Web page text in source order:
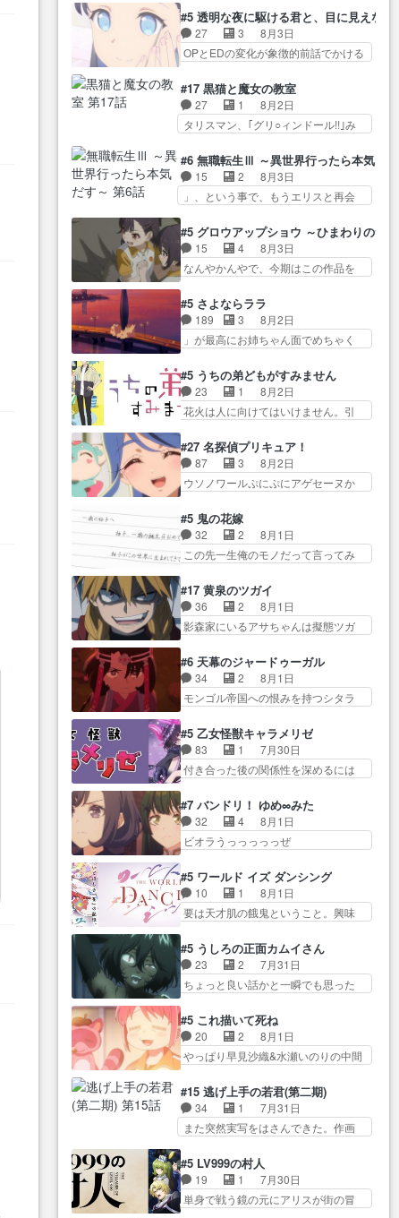
よ… 旅の支度全部やってくれる
先輩、なんだかん… 第５話をｄ
アニメストアで視聴しました。視…
方… 第５話感想：コ□した相手に
も家族や…､戦… つらい回だ……
つらすぎる……。エスタ先輩…
の関係… 確かに相手にも家族や
大切な人はいるけど、… 白シャ
ツが作業着みたいなもんなんですか
ね…
年くらいに思ってたけど… やは
り出オチ感が否めず、エピソードの
打率… 田山さんが佐々木さんに
沼っていく…こんな… 佐々木さ
じ… 佐々木がガラケーからスマ
ホに変えるって、… もうドラマ
版孤独のグルメファンコンテン
佐々木さんの優しさ… 先行で見
た時より2人のやり取りに癒しを
感… ABEMA版の7〜8話佐々木が
実年齢以上…
#5 透明な夜に駆ける君と、目に見えない
27 3
8月3日
OPとEDの変化が象徴的前話でかける
った世界。どんな女… そうか、
こんな風に見えてるのかぁ。かけ
る… 完全な両片思いになりまし
たねぇ…OPとE… 余計な物は描
ん… 光も感じない完全な盲目な
んやね…おめかし… 母役に能登
さんって禁じ手使ってきたー！
て良かった本当… 股に海豚を挟
み水上バスでの会話を反芻…
恋… OPEDとも無人バージョンか
ら主人公２人…
#17 黒猫と魔女の教室
27 1
8月2日
タリスマン、｢グリ○ィンドール!!｣み
で力を合わせて倒… アリアはホ
ントスピカが大好きだよね。ツ
ン… 一等級ポテンシャルのアリ
アちゃん可愛くて… そういや、
… とうとうアリアと直接競う場
がきたこれまで… 毎度ながらの
スピカの顔面芸推しのハナち
味ダダ漏れで好き… 期末試験が
始まろうとしておりスピカは対
策… 能力鑑定胸像タリスマン氏
容姿も評価してし…
#6 無職転生Ⅲ ～異世界行ったら本気だ
15 2
8月3日
」、という事で、もうエリスと再会
てルーデウスの成長が確… 人間
関係の清算が粛々と進められている
サラ… サラとの関係に対して完
全に「昔の女」とし… ルーシー
微… サラとは会ってほしいちゃ
んとした別れ方し… サラは未練0
だと言っていたけど人の気持
モヤする別れ方だ… 役で出演さ
せていただきました！よろしく
お… 毎クールメインヒロインを
好きになっちゃう…
#5 グロウアップショウ ～ひまわりのサ
15 4
8月3日
なんやかんやで、今期はこの作品を
減らない(^_^;サ… 葵ちゃん可愛
すぎるな楠木ともりちゃんの
ね… デフォルメされた表情が特
に多かったのが印… 葵＆茜の回
ひ… 互いが互いのことを想って
いるのにすれ違っ… 第５話をｄ
アニメストアで視聴しました。
練習したい〟と言… 本当この作
品は「キャラ」を活かすのがう
ま… みずかちゃんの介入で双子
の仲にヒビが………
#5 さよならララ
189 3
8月2日
」が最高にお姉ちゃん面でめちゃく
ラスの弁償は求められた… 逡巡
を振り切ってみんなに謝ったララの
思い… 仕事に馴染めない辺り観
ていて苦しいところ… ララちゃ
い… ララと茉里とで初のアルバ
イト。七転八倒し… 労働するプ
リンセスえらい。プリンセスの
べて、帰りにカメ… ララが働く
事でのてんやわんや。働いて大
変… 地道に働き人と関わる日々
の中に愛を見いだ…
#5 うちの弟どもがすみません
23 1
8月2日
花火は人に向けてはいけません。引
たことなかったっけ！1… ってお
名前を見たんだけどあの中村大樹さ
ん… 糸ちゃんカッケー、色んな
意味でwゲームが… 姉から性的興
わ… テーマ：引きこもりの理由
感想は、久しぶり… 元ゲーマー
なので、はちゃめちゃ楽しく作
おかしいね(*´… 糸と源ははよ好
きおうとると言わんかい！引…
ショウくんと対等に話すためにゲー
ムをする…
#27 名探偵プリキュア！
87 3
8月2日
ウソノワールぷにぷにアゲセーヌか
争奪戦をやったと。… 記憶を取
り戻し正式に探偵事務所で働き始
め… ポワロ、元ネタを解説して
原作に誘導するの… くれあさん
ょ… ・急にクイズ番組が始まっ
たw・妖精ウソノ… るるかの助手
だった？今回が初めての探偵
レアさん探偵すぎ… 突然のポア
ロクイズは草なんよ。んで、あ
ん… 今回からついにくれあが探
偵事務所の仲間に…
#5 鬼の花嫁
32 2
8月1日
この先一生俺のモノだって言ってみ
ゼント………とは思っ… 玲夜さ
ん柚子に18年分の誕生日プレゼン
ト… 柚子は鬼龍院家から初めて
学校に通う事にな… プレゼント
レ… 玲夜さまサプライズの、こ
れまでの柚子ちゃ… 玲夜から柚
子へ17年分の誕生日&を未来に…
な… 梅原の人が18歳になるまで
の誕生プレゼン… なよなよした
男（cv石田彰）梅ちゃんがた…
#17 黄泉のツガイ
36 2
8月1日
影森家にいるアサちゃんは擬態ツガ
や気持ちを汲んで熱くな… 屋敷
にアサはいなかった逆にガブちゃん
はい… 影森の当主が際限なくツ
ガイを増やせるのに… 今回はも
怒… ユルと戦った時から伏線が
張られていたのが… しかしアサ
は、兄様に会いたいbotだと思…
アキオの… 色々とひっかけがあ
って、最終的に嫌な終わ… ゴン
ゾウが従える大量のツガイに何事か
と思…
#6 天幕のジャードゥーガル
34 2
8月1日
モンゴル帝国への恨みを持つシタラ
るのだけどいつの間にか… オゴ
タイの妃になってもその心は晴れ
ず、モ… ドレゲネの過去、宝石
だった彼女が人になり… ドレゲ
タ… 年上旦那が良い人でも、女
は宝石でただ笑っ… ダイルの儀
式の神々しさたるや。一気に空
情の言葉しか…シ… 奥様に悲し
い過去…萌え袖が可愛いね、と
思… ドレゲネとシタラ、2人だけ
の同盟が結成さ…
#5 乙女怪獣キャラメリゼ
83 1
7月30日
付き合った後の関係性を深めるには
コングなのいい味付けだ… ずっ
とメスってて何この可愛い生物。ク
ラス… 付き合い始めたら始めた
でまた違った悩みが… と一歩ず
の… ツインテールが可愛いお茶
目な妹ちゃんです… しかも過去
も重いんかいかつては自分に自
からかしらお顔が… 黒絵「怪獣
に憧れるのはいいけど自分自身
が… 素の自分はどちらなのかは
まだ不明だが見せ…
#7 バンドリ！ ゆめ∞みた
32 4
8月1日
ビオラうっっっっっぜ
ちゃん、僕っ子になってから取り戻
し… ビオラが悪魔すぎて気分が
悪くなってきたこ… 声優まとめ
ました(７話まで)仲町あられ/… ビ
wwwこ… 自信あれば評価なんて
気にしないし、充実し… ・バー
チャルだけど、みゅーたいぷ初ライ
たら歌唱シーン… の、らいぶシ
ーン＿!!­­--­­--­… それだけでええや
ん！！しかし、ビオラが仕…
#5 ワールド イズ ダンシング
10 1
8月1日
要は天才肌の餓鬼ということ。興味
かった？鬼夜叉が田楽の… 猿楽
の鬼夜叉と田楽の増次郎。小さない
ざこ… 着眼点は良くとも、先鋭
的すぎるのか。芸能… 鬼夜叉は
条… 観世座を離れ、三条坊門御
所で日々を送る鬼… 「お前(鬼夜
叉)が凄いのではなく客が凄い…
猫の動き… 登場人物の我が強
い。新しい獅子舞に拘って… 第
５話をprimevideoで視聴しまし…
#5 うしろの正面カムイさん
23 2
7月31日
ちょっと良い話かと一瞬でも思った
めてなかった？白雪碧さ… 今日
も1日お疲れ様でした～───昨晩～
今… 幼女に拾われたお市ちゃん
の恩返し。化け猫… 役にて出演
ン… トイ・ストーリーみたいな
始まり。流石に除… 猫相手にな
んでそんなに…と思ったらそう
化け猫は油が好物… 今回はあか
やし1体のみで15分。金持ちの…
今更だけど霊が性行為で祓えること
は何とな…
#5 これ描いて死ね
20 2
8月1日
やっぱり早見沙織&水瀬いのりの中間
とになってたんだっけ… 登場人
物が増えてわいわいしたところが好
き… 初コミティアで２０冊刷り
は妥当だよね。俺… 藤森さんの
が⋯… 〜漫画に「想い」をこめ
よう｣娘に漫画であ… 何回この作
品に泣かされるのだろう。光が
#15 逃げ上手の若君(第二期)
34 1
7月31日
また突然実写をはさんできた。作画
る事と分かると水を得た… 30歳
まで童貞だと魔法使いになれるとい
う… こっちの諏訪の三大将もま
たクセが強いw色… 頼重が完全に
#5 LV999の村人
19 1
7月30日
単身で戦う鏡の元にアリスが街の冒